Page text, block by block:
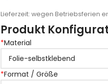
Lieferzeit: wegen Betriebsferien
Produkt
*Material
*Format / Größe